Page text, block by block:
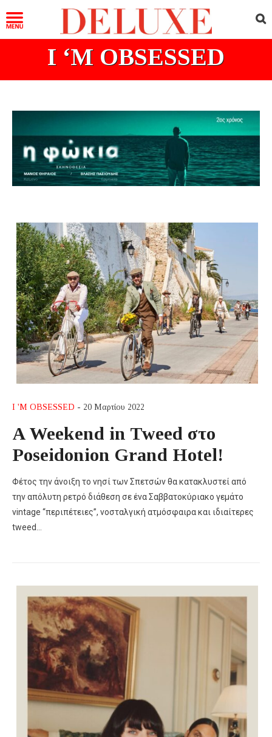
I ‘M OBSESSED
I 'M OBSESSED - 20 Μαρτίου 2022
A Weekend in Tweed στο
Poseidonion Grand Hotel!
Φέτος την άνοιξη το νησί των Σπετσών θα κατακλυστεί από
την απόλυτη ρετρό διάθεση σε ένα Σαββατοκύριακο γεμάτο
vintage “περιπέτειες”, νοσταλγική ατμόσφαιρα και ιδιαίτερες
tweed…